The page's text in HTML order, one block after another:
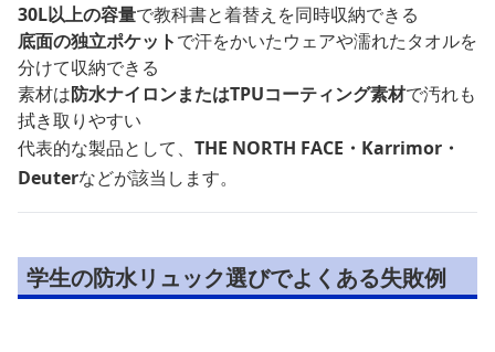
30L以上の容量で教科書と着替えを同時収納できる
底面の独立ポケットで汗をかいたウェアや濡れたタオルを
分けて収納できる
素材は防水ナイロンまたはTPUコーティング素材で汚れも
拭き取りやすい
代表的な製品として、 THE NORTH FACE・Karrimor・
Deuterなどが該当します。
学生の防水リュック選びでよくある失敗例